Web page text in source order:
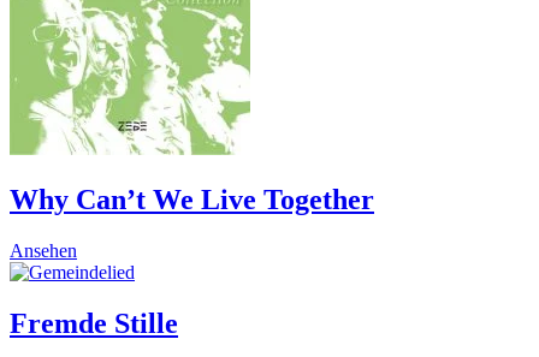
on
the
product
page
Why Can’t We Live Together
Ansehen
product
multiple
variants.
Fremde Stille